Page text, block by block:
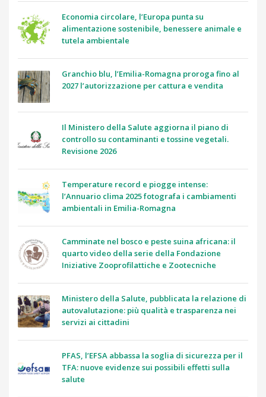
Economia circolare, l’Europa punta su
alimentazione sostenibile, benessere animale e
tutela ambientale
Granchio blu, l’Emilia-Romagna proroga fino al
2027 l’autorizzazione per cattura e vendita
Il Ministero della Salute aggiorna il piano di
controllo su contaminanti e tossine vegetali.
Revisione 2026
Temperature record e piogge intense:
l’Annuario clima 2025 fotografa i cambiamenti
ambientali in Emilia-Romagna
Camminate nel bosco e peste suina africana: il
quarto video della serie della Fondazione
Iniziative Zooprofilattiche e Zootecniche
Ministero della Salute, pubblicata la relazione di
autovalutazione: più qualità e trasparenza nei
servizi ai cittadini
PFAS, l’EFSA abbassa la soglia di sicurezza per il
TFA: nuove evidenze sui possibili effetti sulla
salute